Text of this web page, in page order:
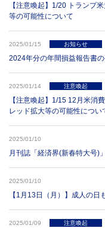
【注意喚起】1/20 トランプ
等の可能性について
2025/01/15 お知らせ
2024年分の年間損益報告書
2025/01/14 注意喚起
【注意喚起】1/15 12月米消
レッド拡大等の可能性につい
2025/01/10
月刊誌「経済界(新春特大号)
2025/01/10
【1月13日（月）】成人の日
2025/01/09 注意喚起